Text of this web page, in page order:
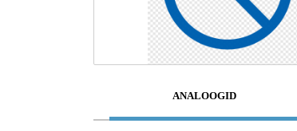
ANALOOGID